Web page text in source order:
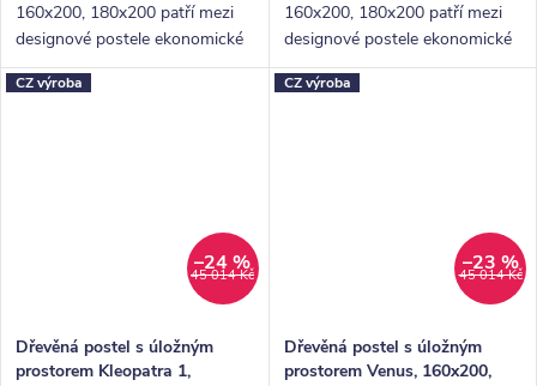
160x200, 180x200 patří mezi
designové postele ekonomické
třídy z nábytkové řady
BedWorld. Vyniká krásným
160x200, 180x200 patří mezi
designové postele ekonomické
třídy z nábytkové řady
BedWorld. Vyniká krásným
CZ výroba
45 014 Kč
–24 %
Dřevěná postel s úložným
prostorem Kleopatra 1,
CZ výroba
45 014 Kč
–23 %
Dřevěná postel s úložným
prostorem Venus, 160x200,